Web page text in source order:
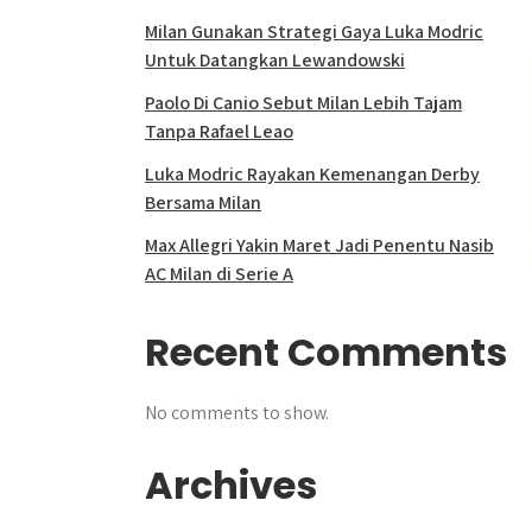
Milan Gunakan Strategi Gaya Luka Modric
Untuk Datangkan Lewandowski
Paolo Di Canio Sebut Milan Lebih Tajam
Tanpa Rafael Leao
Luka Modric Rayakan Kemenangan Derby
Bersama Milan
Max Allegri Yakin Maret Jadi Penentu Nasib
AC Milan di Serie A
Recent Comments
No comments to show.
Archives